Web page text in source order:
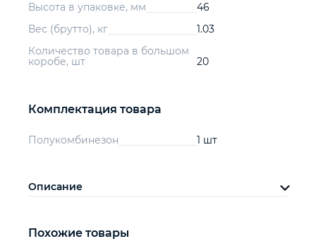
Высота в упаковке, мм
46
Вес (брутто), кг
1.03
Количество товара в большом
коробе, шт
20
Комплектация товара
Полукомбинезон 1 шт
Описание
Похожие товары